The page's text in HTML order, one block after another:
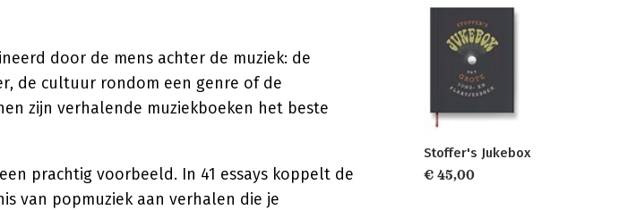
door de mens achter de muziek: de
de cultuur rondom een genre of de
zijn verhalende muziekboeken het beste
prachtig voorbeeld. In 41 essays koppelt de
van popmuziek aan verhalen die je
Stoffer's Jukebox
€ 45,00